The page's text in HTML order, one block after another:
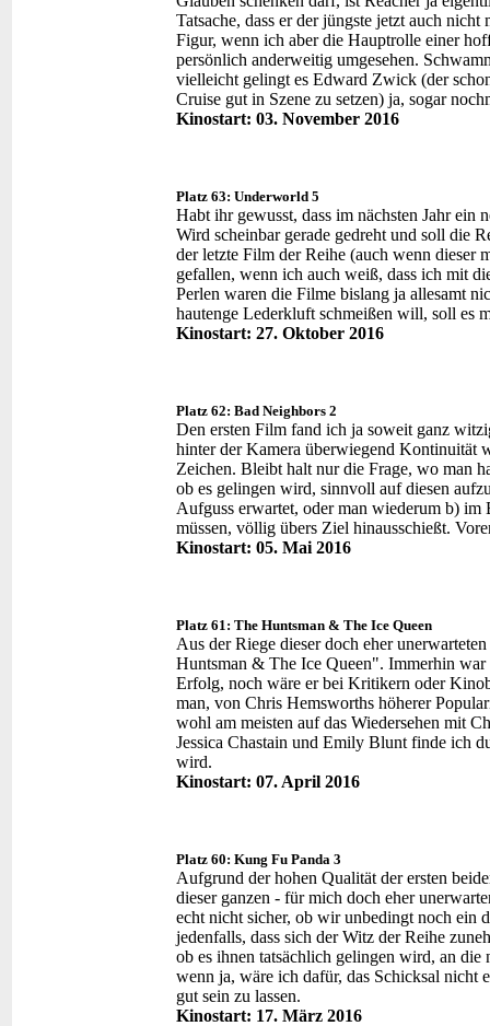
Tatsache, dass er der jüngste jetzt auch
Figur, wenn ich aber die Hauptrolle einer
persönlich anderweitig umgesehen.
vielleicht gelingt es Edward Zwick (der
Cruise gut in Szene zu setzen) ja, sogar
Kinostart: 03. November 2016
Platz 63: Underworld 5
Habt ihr gewusst, dass im nächsten Jahr
Wird scheinbar gerade gedreht und soll die
der letzte Film der Reihe (auch wenn dieser
gefallen, wenn ich auch weiß, dass ich mit
Perlen waren die Filme bislang ja allesamt
hautenge Lederkluft schmeißen will, soll es
Kinostart: 27. Oktober 2016
Platz 62: Bad Neighbors 2
Den ersten Film fand ich ja soweit ganz
hinter der Kamera überwiegend Kontinuität
Zeichen. Bleibt halt nur die Frage, wo man
ob es gelingen wird, sinnvoll auf diesen
Aufguss erwartet, oder man wiederum b) im
müssen, völlig übers Ziel hinausschießt.
Kinostart: 05. Mai 2016
Platz 61: The Huntsman & The Ice Queen
Aus der Riege dieser doch eher
Huntsman & The Ice Queen". Immerhin
Erfolg, noch wäre er bei Kritikern oder
man, von Chris Hemsworths höherer
wohl am meisten auf das Wiedersehen mit
Jessica Chastain und Emily Blunt finde ich
wird.
Kinostart: 07. April 2016
Platz 60: Kung Fu Panda 3
Aufgrund der hohen Qualität der ersten
dieser ganzen - für mich doch eher
echt nicht sicher, ob wir unbedingt noch ein
jedenfalls, dass sich der Witz der Reihe
ob es ihnen tatsächlich gelingen wird, an
wenn ja, wäre ich dafür, das Schicksal nicht
gut sein zu lassen.
Kinostart: 17. März 2016